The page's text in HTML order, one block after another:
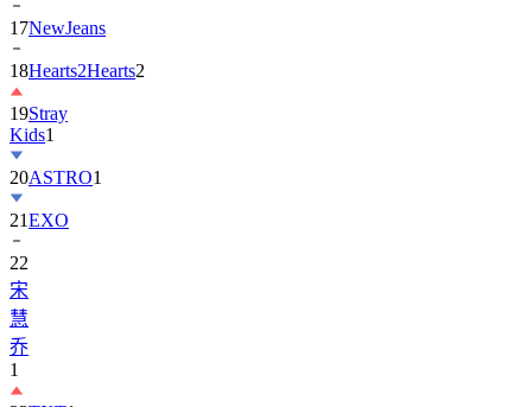
18Hearts2Hearts
19Stray
Kids
20ASTRO
21EXO
22
宋
慧
乔
1
23